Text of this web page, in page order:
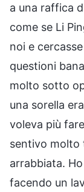
a una raffica
come se Li
noi e
questioni
molto sotto
una sorella
voleva più
sentivo molto
arrabbiata.
facendo un